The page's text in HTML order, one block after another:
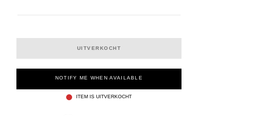
UITVERKOCHT
NOTIFY ME WHEN AVAILABLE
ITEM IS UITVERKOCHT